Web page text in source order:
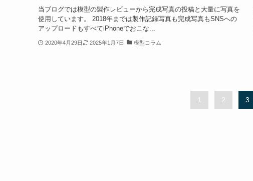
当ブログでは模型の製作レビューから完成写真の投稿と大量に写真を
使用しています。 2018年までは製作記録写真も完成写真もSNSへの
アップロードもすべてiPhoneでおこな...
2020年4月29日 2025年1月7日 模型コラム
1 2 3